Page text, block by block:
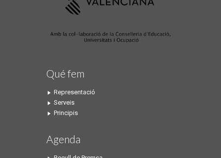
Qué fem
Representació
Serveis
Principis
Agenda